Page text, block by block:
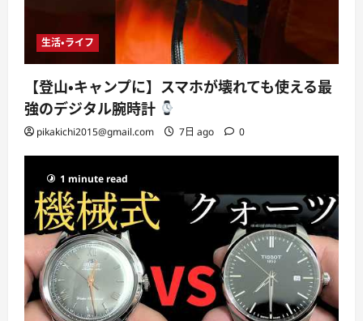
生活・ライフ
【登山・キャンプに】スマホが壊れても使える最
強のデジタル腕時計
pikakichi2015@gmail.com 7日 ago 0
1 minute read